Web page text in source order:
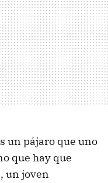
un pájaro que uno
que hay que
un joven